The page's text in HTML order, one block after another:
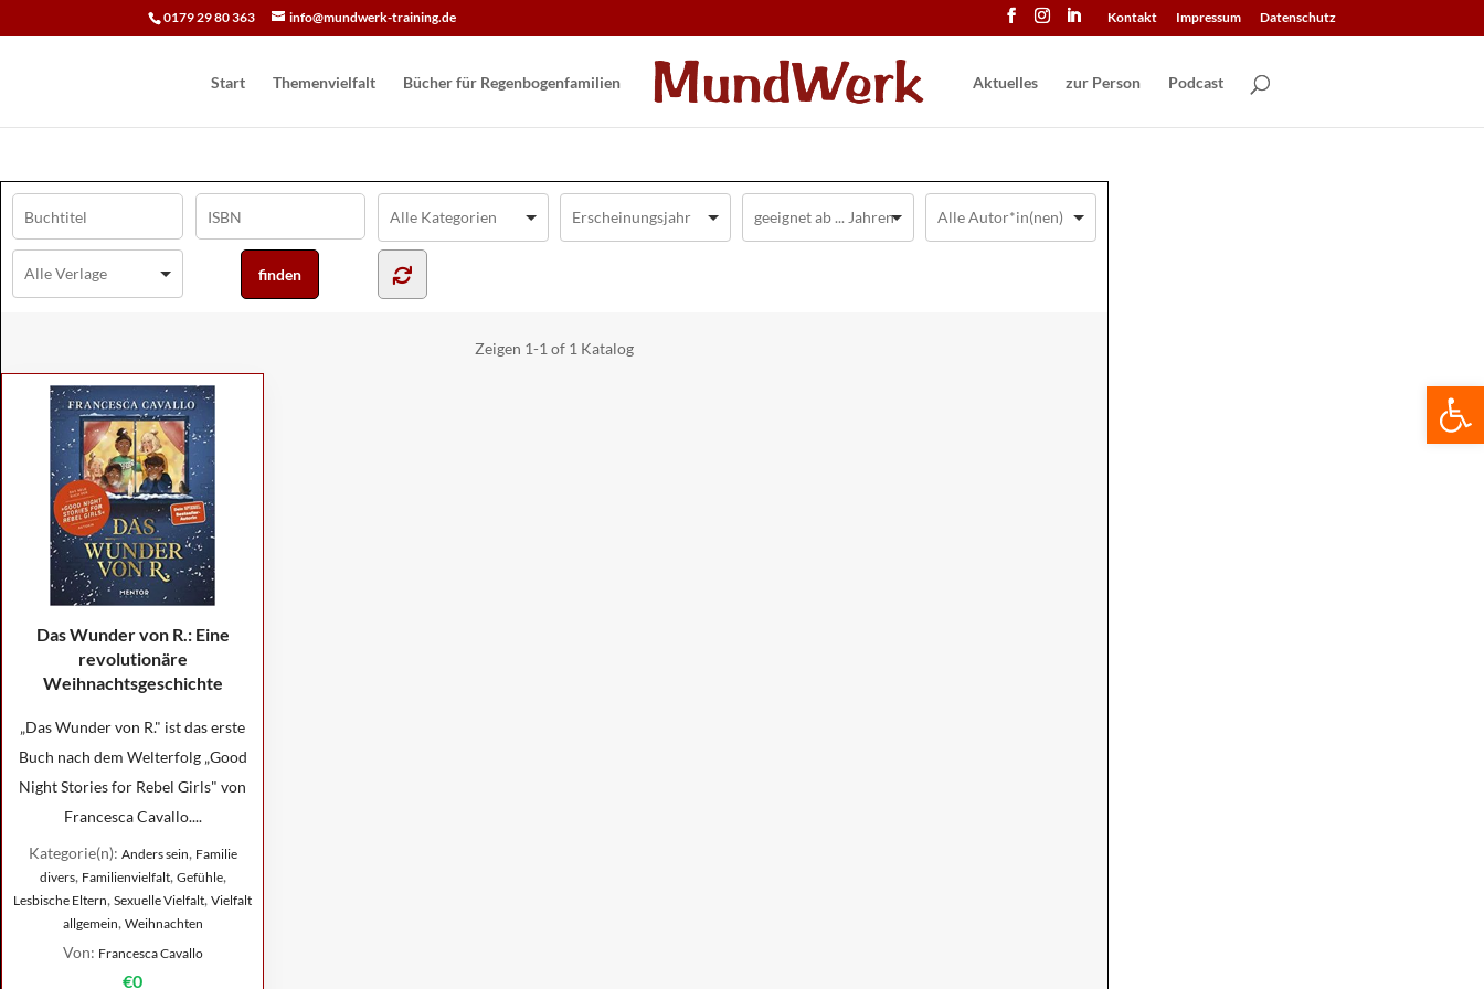
0179 29 80 363 info@mundwerk-training.de Kontakt Impressum Datenschutz
Start Themenvielfalt Bücher für Regen­bogen­familien Aktuelles zur Person Podcast
Zeigen 1-1 of 1 Katalog
Das Wunder von R.: Eine
revolutionäre
Weihnachtsgeschichte
„Das Wunder von R." ist das erste
Buch nach dem Welterfolg „Good
Night Stories for Rebel Girls" von
Francesca Cavallo....
Kategorie(n): Anders sein, Familie
divers, Familienvielfalt, Gefühle,
Lesbische Eltern, Sexuelle Vielfalt, Vielfalt
allgemein, Weihnachten
Von: Francesca Cavallo
€0